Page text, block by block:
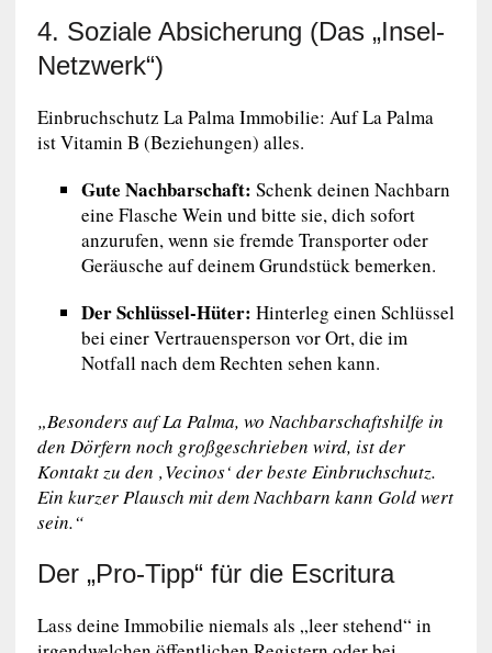
4. Soziale Absicherung (Das „Insel-
Netzwerk“)
Einbruchschutz La Palma Immobilie: Auf La Palma
ist Vitamin B (Beziehungen) alles.
Gute Nachbarschaft: Schenk deinen Nachbarn
eine Flasche Wein und bitte sie, dich sofort
anzurufen, wenn sie fremde Transporter oder
Geräusche auf deinem Grundstück bemerken.
Der Schlüssel-Hüter: Hinterleg einen Schlüssel
bei einer Vertrauensperson vor Ort, die im
Notfall nach dem Rechten sehen kann.
„Besonders auf La Palma, wo Nachbarschaftshilfe in
den Dörfern noch großgeschrieben wird, ist der
Kontakt zu den ‚Vecinos‘ der beste Einbruchschutz.
Ein kurzer Plausch mit dem Nachbarn kann Gold wert
sein.“
Der „Pro-Tipp“ für die Escritura
Lass deine Immobilie niemals als „leer stehend“ in